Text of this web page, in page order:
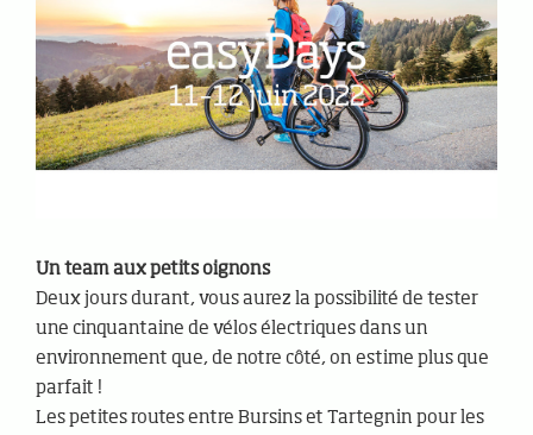
Un team aux petits oignons
Deux jours durant, vous aurez la possibilité de tester
une cinquantaine de vélos électriques dans un
environnement que, de notre côté, on estime plus que
parfait !
Les petites routes entre Bursins et Tartegnin pour les